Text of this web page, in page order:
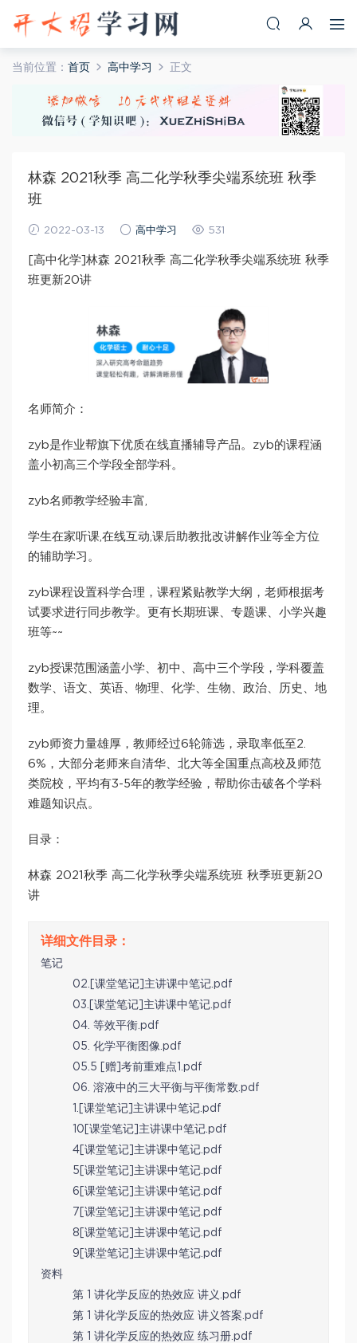
当前位置： 首页 高中学习 正文
林森 2021秋季 高二化学秋季尖端系统班 秋季
班
2022-03-13 高中学习 531
[高中化学]林森 2021秋季 高二化学秋季尖端系统班 秋季
班更新20讲
名师简介：
zyb是作业帮旗下优质在线直播辅导产品。zyb的课程涵
盖小初高三个学段全部学科。
zyb名师教学经验丰富,
学生在家听课,在线互动,课后助教批改讲解作业等全方位
的辅助学习。
zyb课程设置科学合理，课程紧贴教学大纲，老师根据考
试要求进行同步教学。更有长期班课、专题课、小学兴趣
班等~~
zyb授课范围涵盖小学、初中、高中三个学段，学科覆盖
数学、语文、英语、物理、化学、生物、政治、历史、地
理。
zyb师资力量雄厚，教师经过6轮筛选，录取率低至2.
6%，大部分老师来自清华、北大等全国重点高校及师范
类院校，平均有3-5年的教学经验，帮助你击破各个学科
难题知识点。
目录：
林森 2021秋季 高二化学秋季尖端系统班 秋季班更新20
讲
笔记
02.[课堂笔记]主讲课中笔记.pdf
03.[课堂笔记]主讲课中笔记.pdf
04. 等效平衡.pdf
05. 化学平衡图像.pdf
05.5 [赠]考前重难点1.pdf
06. 溶液中的三大平衡与平衡常数.pdf
1.[课堂笔记]主讲课中笔记.pdf
10[课堂笔记]主讲课中笔记.pdf
4[课堂笔记]主讲课中笔记.pdf
5[课堂笔记]主讲课中笔记.pdf
6[课堂笔记]主讲课中笔记.pdf
7[课堂笔记]主讲课中笔记.pdf
8[课堂笔记]主讲课中笔记.pdf
9[课堂笔记]主讲课中笔记.pdf
资料
第 1 讲化学反应的热效应 讲义.pdf
第 1 讲化学反应的热效应 讲义答案.pdf
第 1 讲化学反应的热效应 练习册.pdf